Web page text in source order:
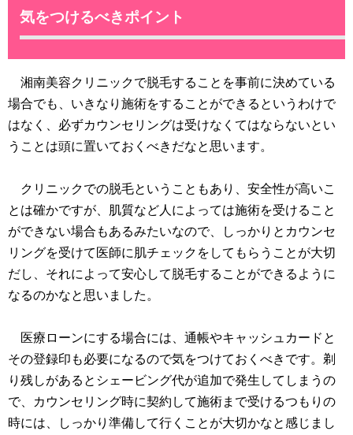
気をつけるべきポイント
湘南美容クリニックで脱毛することを事前に決めている
場合でも、いきなり施術をすることができるというわけで
はなく、必ずカウンセリングは受けなくてはならないとい
うことは頭に置いておくべきだなと思います。
クリニックでの脱毛ということもあり、安全性が高いこ
とは確かですが、肌質など人によっては施術を受けること
ができない場合もあるみたいなので、しっかりとカウンセ
リングを受けて医師に肌チェックをしてもらうことが大切
だし、それによって安心して脱毛することができるように
なるのかなと思いました。
医療ローンにする場合には、通帳やキャッシュカードと
その登録印も必要になるので気をつけておくべきです。剃
り残しがあるとシェービング代が追加で発生してしまうの
で、カウンセリング時に契約して施術まで受けるつもりの
時には、しっかり準備して行くことが大切かなと感じまし